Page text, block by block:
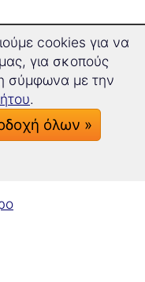
cookies για να
για σκοπούς
σύμφωνα με την
.
όλων »